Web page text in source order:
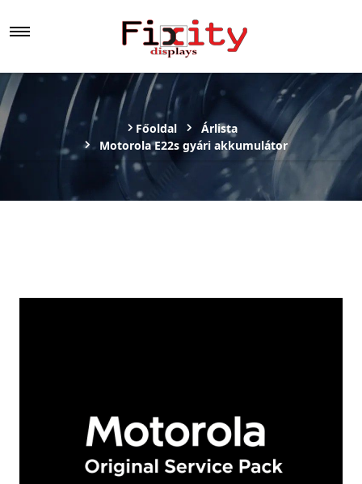
Főoldal
Árlista
Motorola E22s gyári akkumulátor